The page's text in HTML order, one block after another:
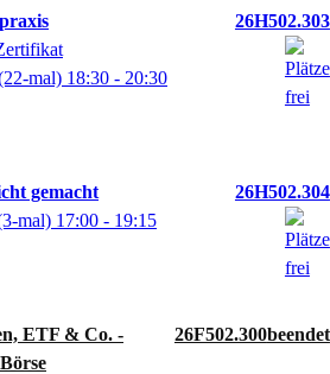
ETF & Co. -
26F502.300
26H502.303
mal) 18:30 - 20:30
gemacht
26H502.304
mal) 17:00 - 19:15